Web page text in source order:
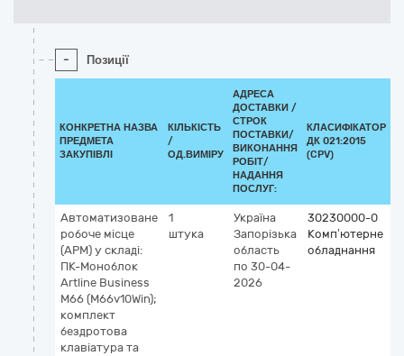
- Позиції
КОНКРЕТНА НАЗВА
ПРЕДМЕТА
ЗАКУПІВЛІ
КІЛЬКІСТЬ
/
ОД.ВИМІРУ
АДРЕСА
ДОСТАВКИ /
СТРОК
ПОСТАВКИ/
ВИКОНАННЯ
РОБІТ/
НАДАННЯ
ПОСЛУГ:
КЛАСИФІКАТОР
ДК 021:2015
(CPV)
Автоматизоване
робоче місце
(АРМ) у складі:
ПК-Моноблок
Artline Business
M66 (M66v10Win);
комплект
бездротова
клавіатура та
1
штука
Україна
Запорізька
область
по 30-04-
2026
30230000-0
Комп’ютерне
обладнання